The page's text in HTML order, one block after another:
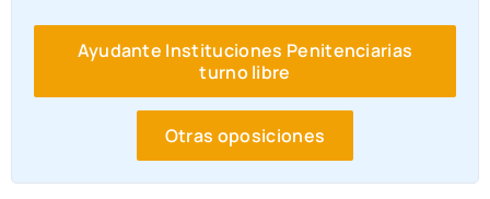
Ayudante Instituciones Penitenciarias
turno libre
Otras oposiciones